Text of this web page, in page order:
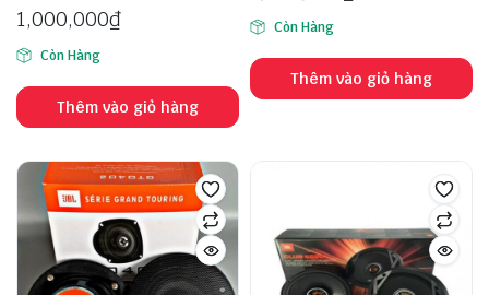
5.005 sao
1,000,000₫
Còn Hàng
Thêm vào giỏ hàng
Còn Hàng
Thêm vào giỏ hàng